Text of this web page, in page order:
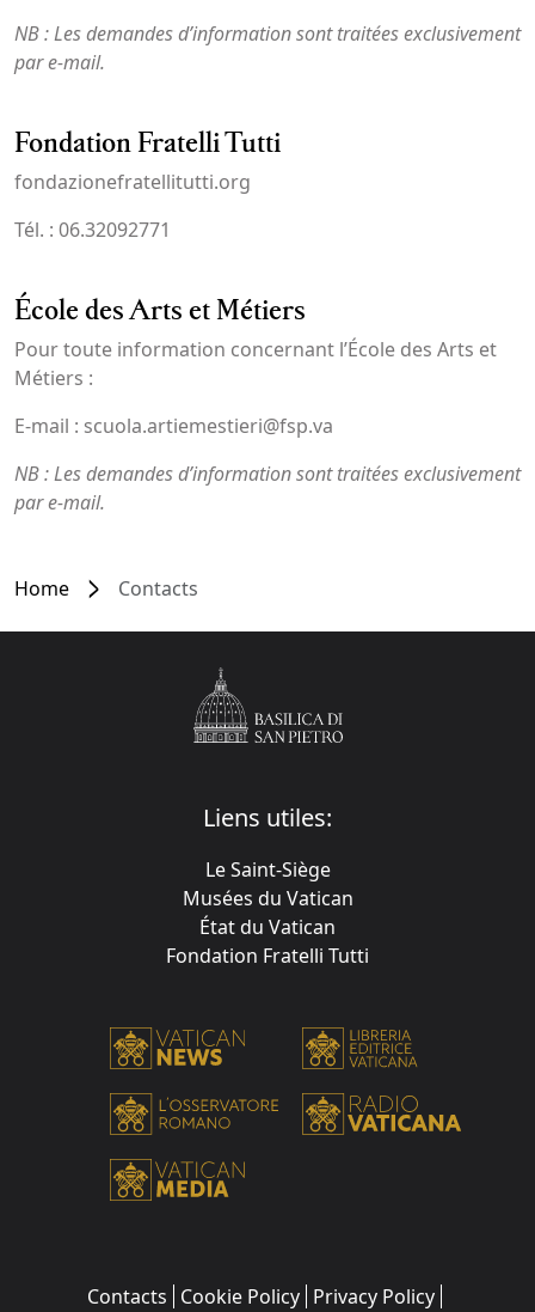
NB : Les demandes d’information sont traitées exclusivement
par e-mail.
Fondation Fratelli Tutti
fondazionefratellitutti.org
Tél. : 06.32092771
École des Arts et Métiers
Pour toute information concernant l’École des Arts et
Métiers :
E-mail : scuola.artiemestieri@fsp.va
NB : Les demandes d’information sont traitées exclusivement
par e-mail.
Home Contacts
Liens utiles:
Le Saint-Siège
Musées du Vatican
État du Vatican
Fondation Fratelli Tutti
Contacts Cookie Policy Privacy Policy